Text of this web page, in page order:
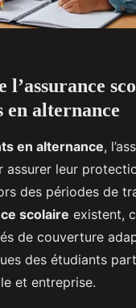
l’assurance
en alternance
en alternance,
assurer leur
des périodes de
scolaire existent,
de couverture
des étudiants
et entreprise.